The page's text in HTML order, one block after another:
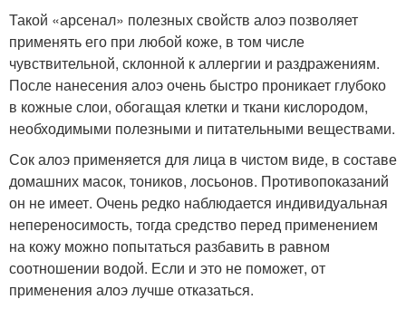
Такой «арсенал» полезных свойств алоэ позволяет
применять его при любой коже, в том числе
чувствительной, склонной к аллергии и раздражениям.
После нанесения алоэ очень быстро проникает глубоко
в кожные слои, обогащая клетки и ткани кислородом,
необходимыми полезными и питательными веществами.
Сок алоэ применяется для лица в чистом виде, в составе
домашних масок, тоников, лосьонов. Противопоказаний
он не имеет. Очень редко наблюдается индивидуальная
непереносимость, тогда средство перед применением
на кожу можно попытаться разбавить в равном
соотношении водой. Если и это не поможет, от
применения алоэ лучше отказаться.